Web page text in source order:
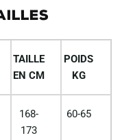
TAILLE
EN CM
POIDS
KG
168-
173
60-65